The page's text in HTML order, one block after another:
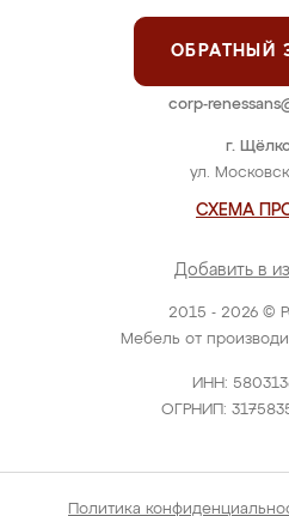
2015 - 2026 ©
Мебель от
ИНН:
ОГРНИП:
г.
ул.
СХЕМА
Добавить в
ОБРАТНЫЙ
corp-
Политика